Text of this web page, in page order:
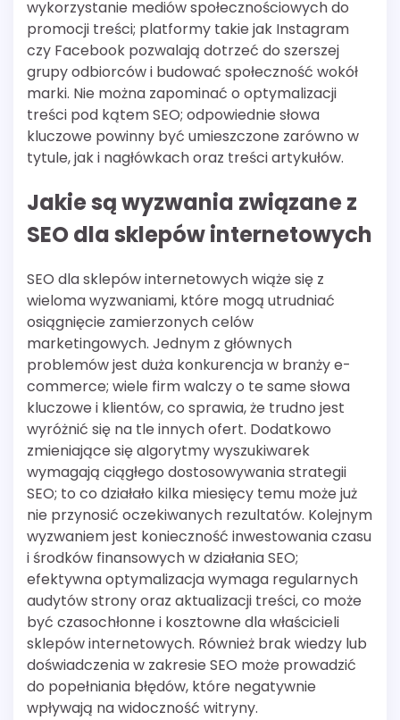
wykorzystanie mediów społecznościowych do
promocji treści; platformy takie jak Instagram
czy Facebook pozwalają dotrzeć do szerszej
grupy odbiorców i budować społeczność wokół
marki. Nie można zapominać o optymalizacji
treści pod kątem SEO; odpowiednie słowa
kluczowe powinny być umieszczone zarówno w
tytule, jak i nagłówkach oraz treści artykułów.
Jakie są wyzwania związane z
SEO dla sklepów internetowych
SEO dla sklepów internetowych wiąże się z
wieloma wyzwaniami, które mogą utrudniać
osiągnięcie zamierzonych celów
marketingowych. Jednym z głównych
problemów jest duża konkurencja w branży e-
commerce; wiele firm walczy o te same słowa
kluczowe i klientów, co sprawia, że trudno jest
wyróżnić się na tle innych ofert. Dodatkowo
zmieniające się algorytmy wyszukiwarek
wymagają ciągłego dostosowywania strategii
SEO; to co działało kilka miesięcy temu może już
nie przynosić oczekiwanych rezultatów. Kolejnym
wyzwaniem jest konieczność inwestowania czasu
i środków finansowych w działania SEO;
efektywna optymalizacja wymaga regularnych
audytów strony oraz aktualizacji treści, co może
być czasochłonne i kosztowne dla właścicieli
sklepów internetowych. Również brak wiedzy lub
doświadczenia w zakresie SEO może prowadzić
do popełniania błędów, które negatywnie
wpływają na widoczność witryny.